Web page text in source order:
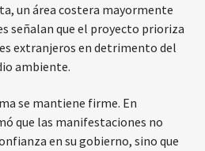
un área costera mayormente
señalan que el proyecto prioriza
extranjeros en detrimento del
ambiente.
se mantiene firme. En
que las manifestaciones no
en su gobierno, sino que